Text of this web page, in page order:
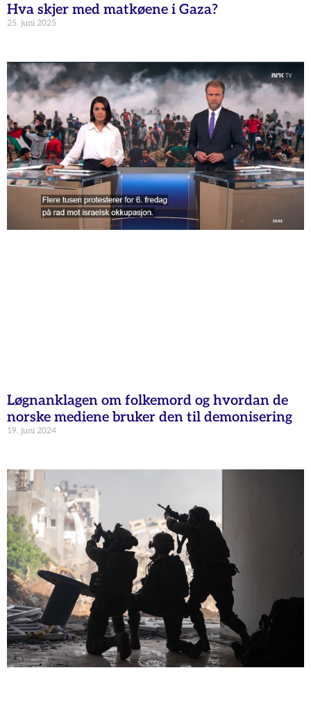
Hva skjer med matkøene i Gaza?
25. juni 2025
Løgnanklagen om folkemord og hvordan de
norske mediene bruker den til demonisering
19. juni 2024